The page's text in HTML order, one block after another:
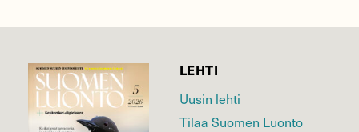
LEHTI
Uusin lehti
Tilaa Suomen Luonto